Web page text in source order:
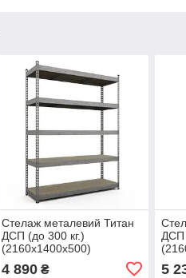
Стелаж металевий Титан
ДСП (до 300 кг.)
(2160х1400х500)
4 890₴
ДСП
5